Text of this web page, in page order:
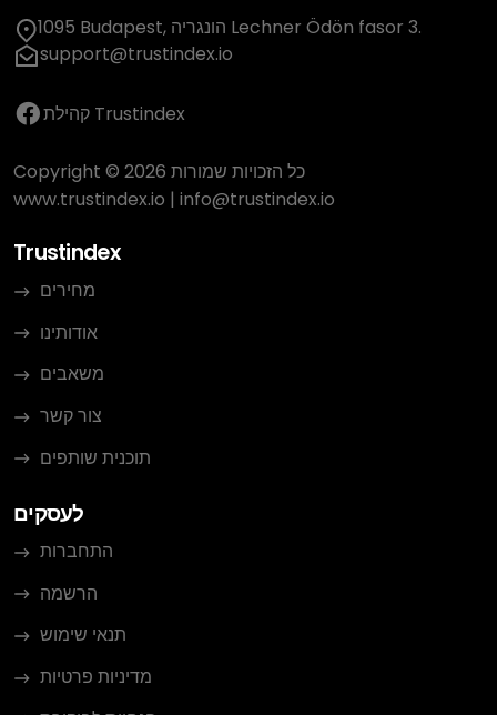
1095 Budapest, הונגריה Lechner Ödön fasor 3.
support@trustindex.io
קהילת Trustindex
Copyright © 2026 כל הזכויות שמורות
www.trustindex.io | info@trustindex.io
Trustindex
מחירים
אודותינו
משאבים
צור קשר
תוכנית שותפים
לעסקים
התחברות
הרשמה
תנאי שימוש
מדיניות פרטיות